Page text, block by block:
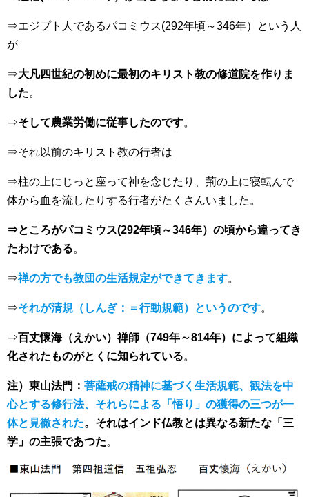
⇒エジプト人であるパコミウス(292年頃～346年）という人
が
⇒大凡四世紀の初めに最初のキリスト教の修道院を作りま
した。
⇒そして農業労働に従事したのです。
⇒それ以前のキリスト教の行者は
⇒柱の上にじっと座って神を念じたり、荊の上に寝転んで
体から血を流したりする行者がたくさんいました。
⇒ところがパコミウス(292年頃～346年）の頃から違ってき
たわけである。
⇒禅の方でも教団の生活規定ができてきます。
⇒それが清規（しんぎ：＝行動規範）というのです。
⇒百丈懷海（えかい）禅師（749年～814年）によって組織
化されたものがとくに知られている。
注）東山法門： 菩薩戒の精神に基づく生活規範、観法を中
心とする修行法、それらによる「悟り」の獲得の三つが一
体と見徹された。それはインド仏教とは異なる新たな「三
学」の主張であつた。